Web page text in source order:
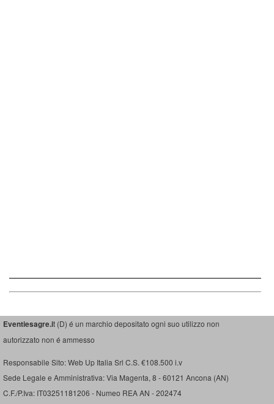
Eventiesagre.it (D) é un marchio depositato ogni suo utilizzo non
autorizzato non é ammesso
Responsabile Sito: Web Up Italia Srl C.S. €108.500 i.v
Sede Legale e Amministrativa: Via Magenta, 8 - 60121 Ancona (AN)
C.F./P.Iva: IT03251181206 - Numeo REA AN - 202474